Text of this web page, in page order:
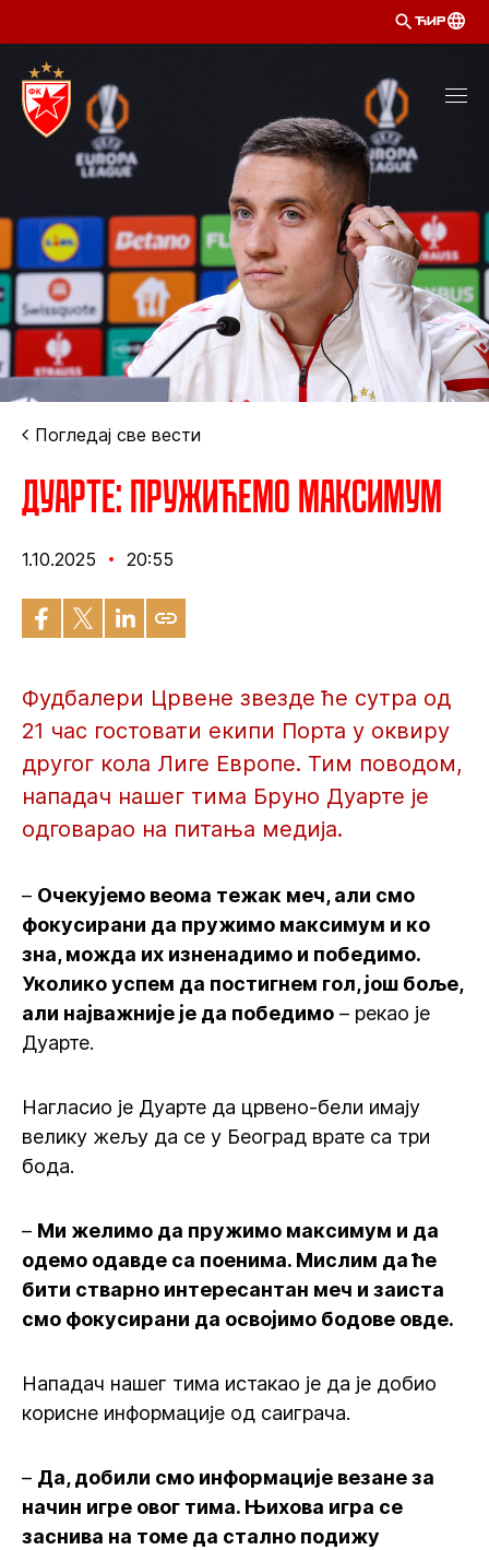
ЋИР
Погледај све вести
Дуарте: Пружићемо максимум
1.10.2025 20:55
Фудбалери Црвене звезде ће сутра од
21 час гостовати екипи Порта у оквиру
другог кола Лиге Европе. Тим поводом,
нападач нашег тима Бруно Дуарте је
одговарао на питања медија.
– Очекујемо веома тежак меч, али смо
фокусирани да пружимо максимум и ко
зна, можда их изненадимо и победимо.
Уколико успем да постигнем гол, још боље,
али најважније је да победимо – рекао је
Дуарте.
Нагласио је Дуарте да црвено-бели имају
велику жељу да се у Београд врате са три
бода.
– Ми желимо да пружимо максимум и да
одемо одавде са поенима. Мислим да ће
бити стварно интересантан меч и заиста
смо фокусирани да освојимо бодове овде.
Нападач нашег тима истакао је да је добио
корисне информације од саиграча.
– Да, добили смо информације везане за
начин игре овог тима. Њихова игра се
заснива на томе да стално подижу